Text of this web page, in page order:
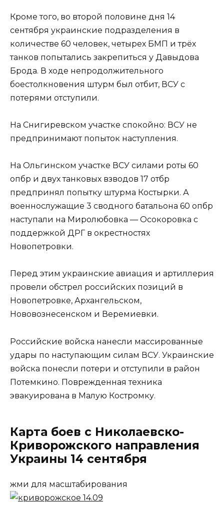
Кроме того, во второй половине дня 14
сентября украинские подразделения в
количестве 60 человек, четырех БМП и трёх
танков попытались закрепиться у Давыдова
Брода. В ходе непродолжительного
боестолкновения штурм был отбит, ВСУ с
потерями отступили.
На Снигиревском участке спокойно: ВСУ не
предпринимают попыток наступления.
На Ольгинском участке ВСУ силами роты 60
опбр и двух танковых взводов 17 отбр
предпринял попытку штурма Костырки. А
военнослужащие 3 сводного батальона 60 опбр
наступали на Миролюбовка — Осокоровка с
поддержкой ДРГ в окрестностях
Новопетровки.
Перед этим украинские авиация и артиллерия
провели обстрел российских позиций в
Новопетровке, Архангельском,
Нововознесенском и Веремиевки.
Российские войска нанесли массированные
удары по наступающим силам ВСУ. Украинские
войска понесли потери и отступили в район
Потемкино. Поврежденная техника
эвакуирована в Малую Костромку.
Карта боев с Николаевско-
Криворожского направления
Украины 14 сентября
жми для масштабирования